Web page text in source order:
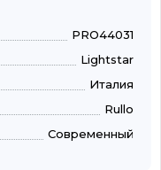
PRO44031
Lightstar
Италия
Rullo
Современный